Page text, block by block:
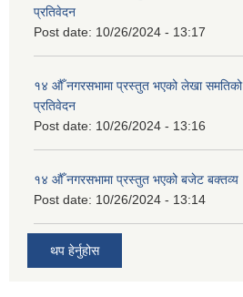
प्रतिवेदन
Post date: 10/26/2024 - 13:17
१४ औँ नगरसभामा प्रस्तुत भएको लेखा समतिको
प्रतिवेदन
Post date: 10/26/2024 - 13:16
१४ औँ नगरसभामा प्रस्तुत भएको बजेट बक्तव्य
Post date: 10/26/2024 - 13:14
थप हेर्नुहोस